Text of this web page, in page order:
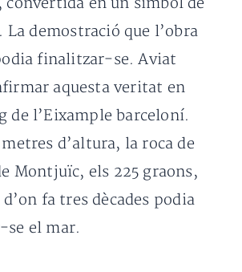
demostració que l’obra
finalitzar-se. Aviat
aquesta veritat en
de l’Eixample barceloní.
d’altura, la roca de
Montjuïc, els 225 graons,
fa tres dècades podia
el mar.